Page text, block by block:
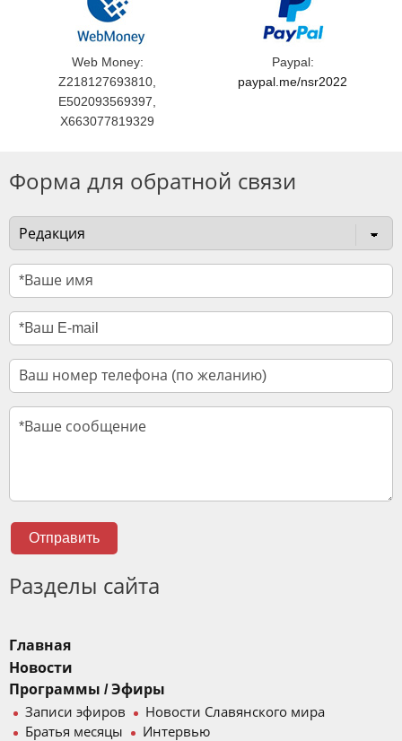
Web Money:
Z218127693810,
E502093569397,
X663077819329
Paypal:
paypal.me/nsr2022
Форма для обратной связи
Отправить
Разделы сайта
Главная
Новости
Программы / Эфиры
Записи эфиров
Новости Славянского мира
Братья месяцы
Интервью